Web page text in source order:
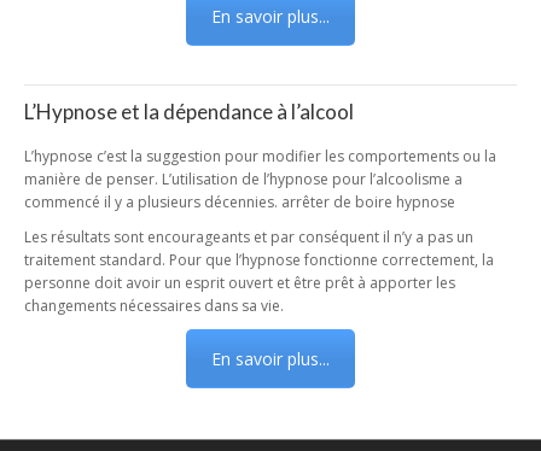
En savoir plus...
L’Hypnose et la dépendance à l’alcool
L’hypnose c’est la suggestion pour modifier les comportements ou la
manière de penser. L’utilisation de l’hypnose pour l’alcoolisme a
commencé il y a plusieurs décennies. arrêter de boire hypnose
Les résultats sont encourageants et par conséquent il n’y a pas un
traitement standard. Pour que l’hypnose fonctionne correctement, la
personne doit avoir un esprit ouvert et être prêt à apporter les
changements nécessaires dans sa vie.
En savoir plus...